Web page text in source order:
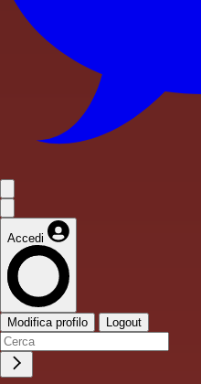
Accedi
Modifica profilo Logout